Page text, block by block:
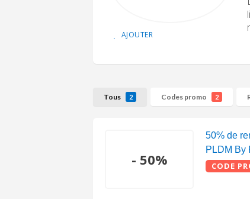
AJOUTER
Tous 2 Codes promo 2
- 50%
50% de
PLDM By
CODE